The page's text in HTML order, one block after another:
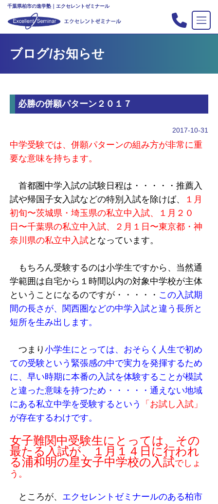
千葉県柏市の進学塾｜エクセレントゼミナール
塾の紹介
合格実績
入会案内
教室案内
新・主宰のブログ
プライバシーポリシー
お問い合わせ
ブログ/お知らせ
必勝の併願パターン２０１７
2017-10-31
中学受験では、併願パターンの組み方が非常に重
要な意味を持ちます。
首都圏中学入試の試験日程は・・・・・推薦入
試や帰国子女入試などの特別入試を除けば、
１月
初旬〜茨城県・埼玉県の私立中入試、１月２０
日〜千葉県の私立中入試、２月１日〜東京都・神
奈川県の私立中入試となっています。
もちろん受験するのは小学生ですから、当然通
学範囲は自宅から１時間以内の対象中学校が主体
ということになるのですが・・・・・ この入試期
間の長さが、関西圏などの中学入試と違う長所と
短所を生み出します。
つまり 小学生にとっては、おそらく人生で初め
ての受験という緊張感の中で実力を発揮するため
に、早い時期に本番の入試を体験することが模試
と違った意味を持つため・・・・・通えない地域
にある私立中学を受験するという
「お試し入試」
が存在するわけです。
女子難関中受験生にとっては、その
最たる入試が、１月１４日に行われ
る浦和明の星女子中学校の入試でしょ
う。
ところが、 エクセレントゼミナールのある柏市